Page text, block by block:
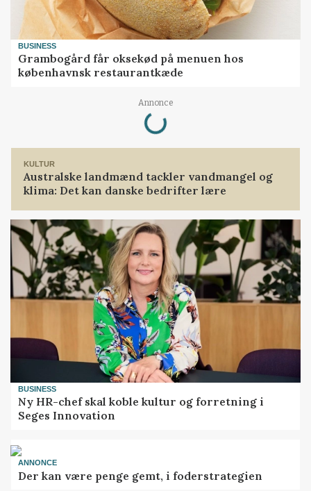
BUSINESS
Grambogård får oksekød på menuen hos
københavnsk restaurantkæde
Annonce
Loading...
KULTUR
Australske landmænd tackler vandmangel og
klima: Det kan danske bedrifter lære
BUSINESS
Ny HR-chef skal koble kultur og forretning i
Seges Innovation
ANNONCE
Der kan være penge gemt, i foderstrategien